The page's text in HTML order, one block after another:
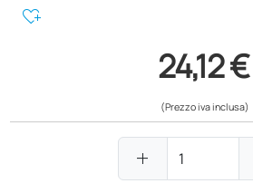
heart_plus
24,12 €
(Prezzo iva inclusa)
add